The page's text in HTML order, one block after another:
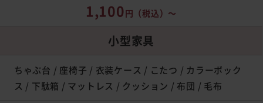
1,100円 （税込）～
小型家具
ちゃぶ台 / 座椅子 / 衣装ケース / こたつ / カラーボック
ス / 下駄箱 / マットレス / クッション / 布団 / 毛布